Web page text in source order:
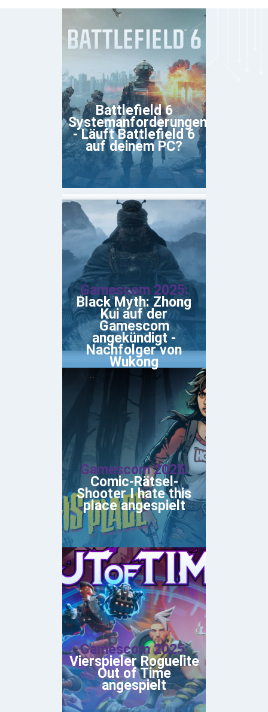
Battlefield 6
Systemanforderungen
- Läuft Battlefield 6
auf deinem PC?
Gamescom 2025:
Black Myth: Zhong
Kui auf der
Gamescom
angekündigt -
Nachfolger von
Wukong
Gamescom 2025:
Comic-Rätsel-
Shooter I hate this
place angespielt
Gamescom 2025:
Vierspieler Roguelite
Out of Time
angespielt